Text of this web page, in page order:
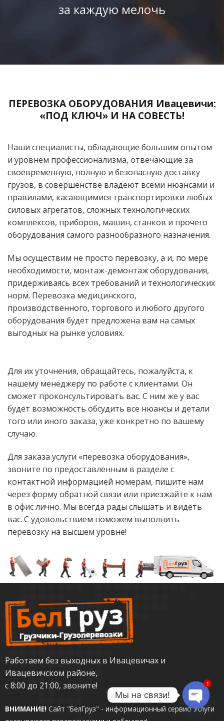
за каждую мелочь
ПЕРЕВОЗКА ОБОРУДОВАНИЯ Ивацевичи:
«ПОД КЛЮЧ» И НА СОВЕСТЬ!
Наши специалисты, обладающие большим опытом
и уровнем профессионализма, отвечающие за
своевременную, полную и безопасную доставку
грузов, в совершенстве владеют всеми нюансами и
правилами, касающимися транспортировки любых
силовых агрегатов, сложных технологических
комплексов, приборов, машин, станков и прочего
оборудования самого разнообразного назначения.
Мы осуществим не просто перевозку, а и, по мере
необходимости, монтаж-демонтаж оборудования,
придерживаясь всех требований и технологических
норм. Перевозка медицинского,
производственного, торгового и любого другого
оборудования будет предложена вам на самых
выгодных на рынке условиях.
Для их уточнения, обращайтесь, пожалуйста, к
нашему менеджеру по работе с клиентами. Он
сможет проконсультировать вас. С ним же у вас
будет возможность обсудить все нюансы и детали
того или иного заказа, уже конкретно по вашему
случаю.
Для заказа услуги «перевозка оборудования»,
звоните по предоставленным в разделе с
контактной информацией номерам, пишите нам
через форму обратной связи или приезжайте к нам
в офис лично. Мы всегда рады слышать и видеть
вас. С удовольствием поможем выполнить
перевозку на высшем уровне!
Работаем без выходных в Ивацевичах и
Ивацевичском районе,
с 8:00 до 21:00, звоните!
ВНИМАНИЕ! Сайт "БелГруз" - информационный сервис!Услуги
Мы на связи!
1